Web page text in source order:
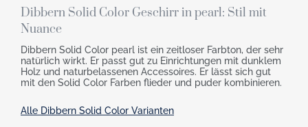
Dibbern Solid Color Geschirr in pearl: Stil mit
Nuance
Dibbern Solid Color pearl ist ein zeitloser Farbton, der sehr
natürlich wirkt. Er passt gut zu Einrichtungen mit dunklem
Holz und naturbelassenen Accessoires. Er lässt sich gut
mit den Solid Color Farben flieder und puder kombinieren.
Alle Dibbern Solid Color Varianten